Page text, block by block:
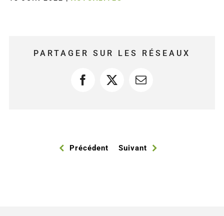
PARTAGER SUR LES RÉSEAUX
Facebook
X Courriel
Précédent Suivant